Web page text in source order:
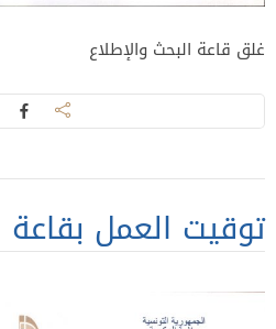
غلق قاعة البحث والإطلاع
توقيت العمل بقاعة